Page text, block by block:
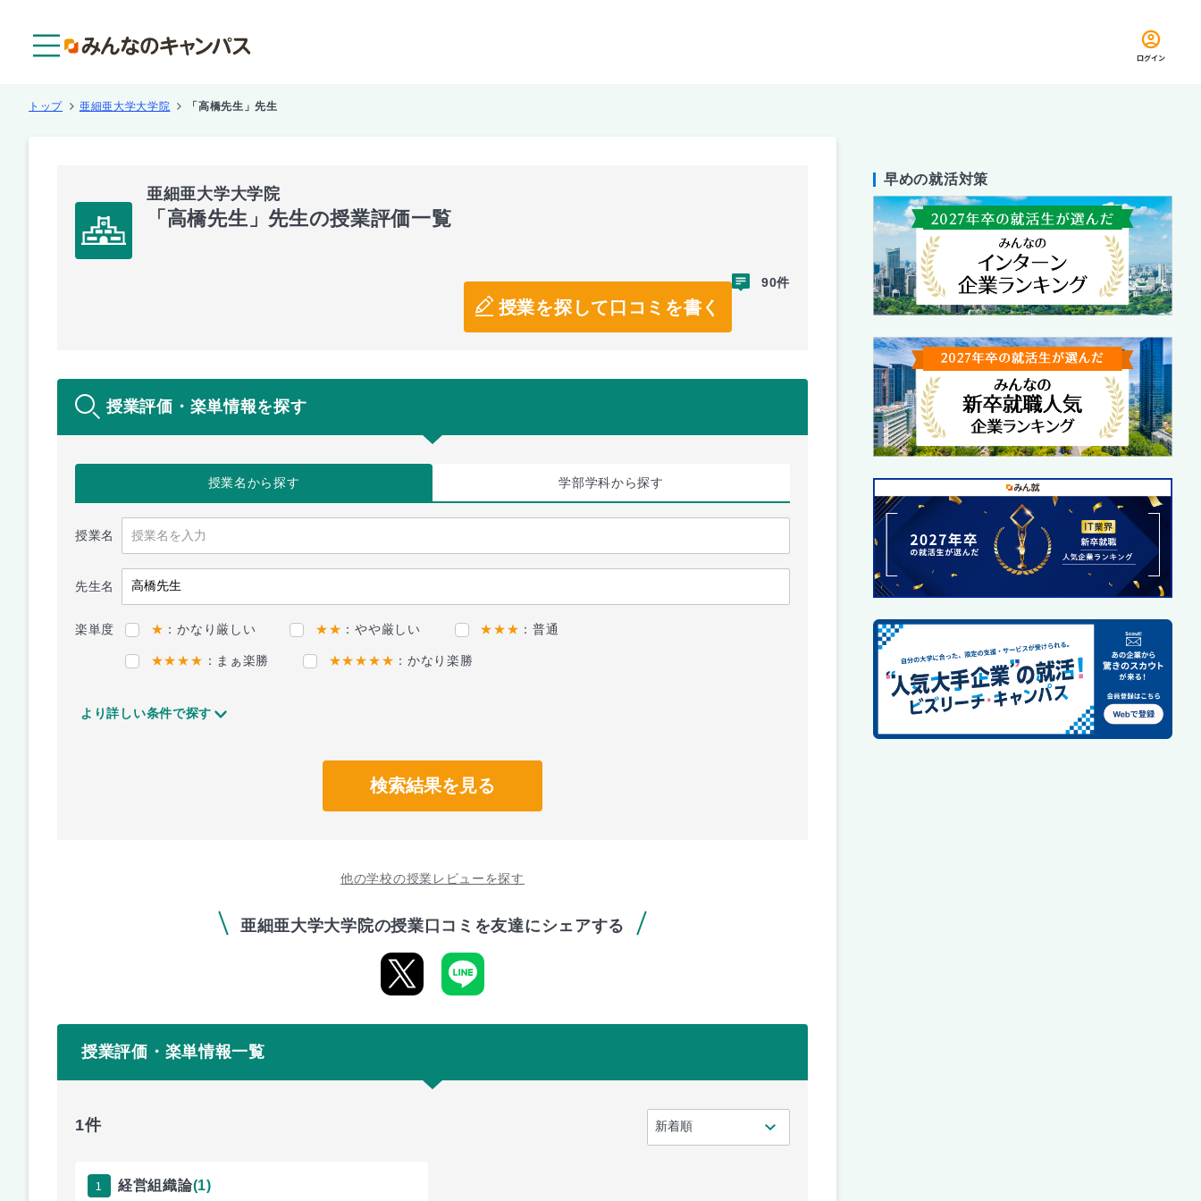
ログイン
トップ 亜細亜大学大学院 「高橋先生」先生
亜細亜大学大学院
「高橋先生」先生の授業評価一覧
授業を探して口コミを書く
90件
授業評価・楽単情報を探す
授業名から探す 学部学科から探す
授業名
先生名
楽単度 ★ ：かなり厳しい ★★ ：やや厳しい ★★★ ：普通
★★★★ ：まぁ楽勝 ★★★★★ ：かなり楽勝
より詳しい条件で探す
検索結果を見る
他の学校の授業レビューを探す
亜細亜大学大学院の授業口コミを友達にシェアする
授業評価・楽単情報一覧
1件
1 経営組織論(1)
早めの就活対策